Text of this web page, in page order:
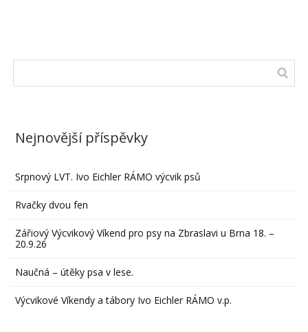
Nejnovější příspěvky
Srpnový LVT. Ivo Eichler RÁMO výcvik psů
Rvačky dvou fen
Zářiový Výcvikový Víkend pro psy na Zbraslavi u Brna 18. –
20.9.26
Naučná – útěky psa v lese.
Výcvikové Víkendy a tábory Ivo Eichler RÁMO v.p.